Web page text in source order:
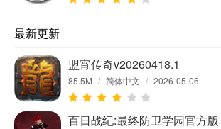
最新更新
盟宵传奇v20260418.1
85.5M / 简体中文 / 2026-05-06
百日战纪:最终防卫学园官方版